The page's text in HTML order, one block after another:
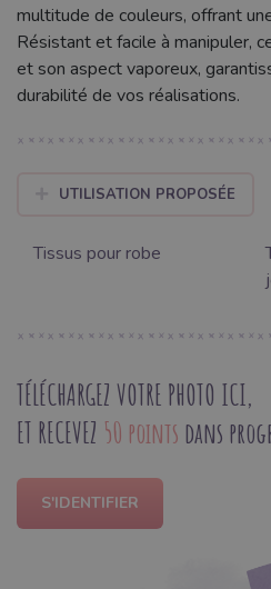
multitude de couleurs, offrant
Résistant et facile à manipuler,
et son aspect vaporeux,
durabilité de vos réalisations.
UTILISATION PROPOSÉE
Tissus pour robe
TÉLÉCHARGEZ VOTRE PHOTO ICI,
ET RECEVEZ 50 points dans
S'IDENTIFIER